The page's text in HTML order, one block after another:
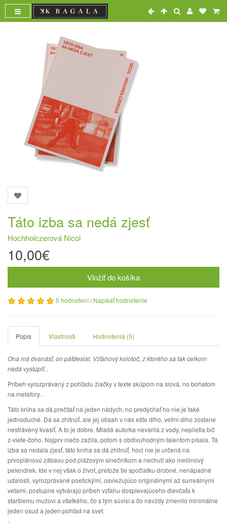
Táto izba sa nedá zjesť
Hochholczerová Nicol
10,00€
Vložiť do košíka
5 hodnotení/Napísať hodnotenie
Popis Vlastnosti Hodnotenia (5)
Ona má dvanásť, on päťdesiat. Vzťahový kolotoč, z ktorého sa tak celkom
nedá vystúpiť...
Príbeh vyrozprávaný z pohľadu žiačky v texte skúpom na slová, no bohatom
na metafory. .
Táto kniha sa dá prečítať na jeden nádych, no predýchať ho nie je také
jednoduché. Dá sa zhltnúť, ale jej obsah v nás ešte dlho, veľmi dlho zostane
nestrávený kvasiť. A to je dobre. Mladá autorka nevarila z vody, neplietla bič
z-viete-čoho. Najprv niečo zažila, potom s obdivuhodným talentom písala. Tá
izba sa nedala zjesť, táto kniha sa dá zhltnúť, hoci nie je určená na
prvoplánovú zábavu pod plážovým slnečníkom a nechutí ako melónový
pelendrek. Ide v nej však o život, pretože tie spočiatku drobné, nenápadné
udalosti, vyrozprávané poetickými, osviežujúco originálnymi až surreálnymi
vetami, postupne vytvárajú príbeh vzťahu dospievajúceho dievčaťa k
staršiemu mužovi a všetkého, čo s tým súvisí a čo navždy zmenilo minimálne
jeden osud a jeden pohľad na svet.